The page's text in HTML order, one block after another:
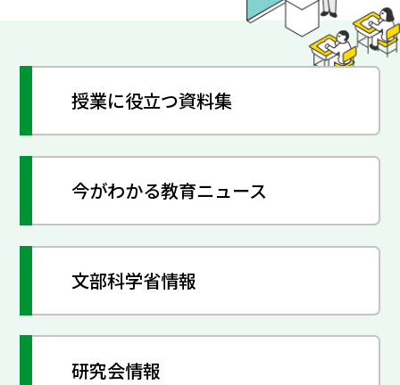
授業に役立つ資料集
今がわかる教育ニュース
文部科学省情報
研究会情報